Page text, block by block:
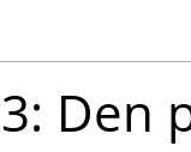
Den